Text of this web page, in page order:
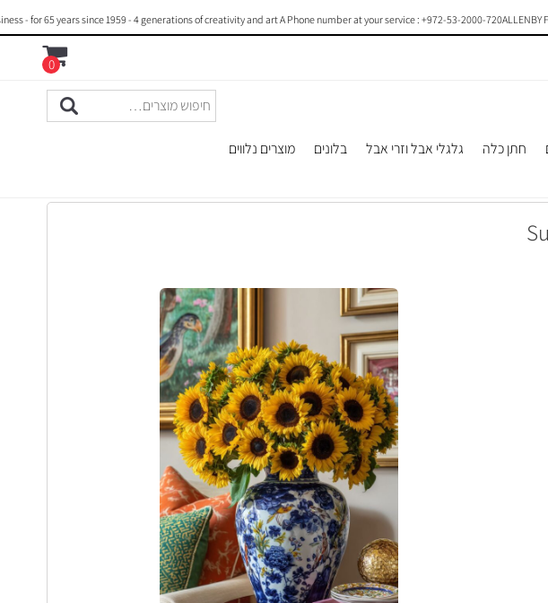
ALLENBY
- for 65 years since 1959 - 4 generations of creativity and art A Phone number at your service : +972-53-2000-720
0
חתן כלה גלגלי אבל וזרי אבל בלונים
מוצרים נלווים